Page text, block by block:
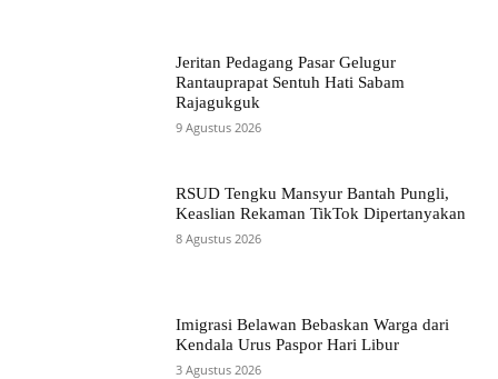
Jeritan Pedagang Pasar Gelugur
Rantauprapat Sentuh Hati Sabam
Rajagukguk
9 Agustus 2026
RSUD Tengku Mansyur Bantah Pungli,
Keaslian Rekaman TikTok Dipertanyakan
8 Agustus 2026
Imigrasi Belawan Bebaskan Warga dari
Kendala Urus Paspor Hari Libur
3 Agustus 2026